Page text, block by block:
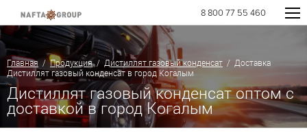
8 800 77 55 460
Главная /Продукция/ Дистиллят газовый конденсат / Доставка
Дистиллят газовый конденсат в город Когалым
Дистиллят газовый конденсат оптом с
доставкой в город Когалым